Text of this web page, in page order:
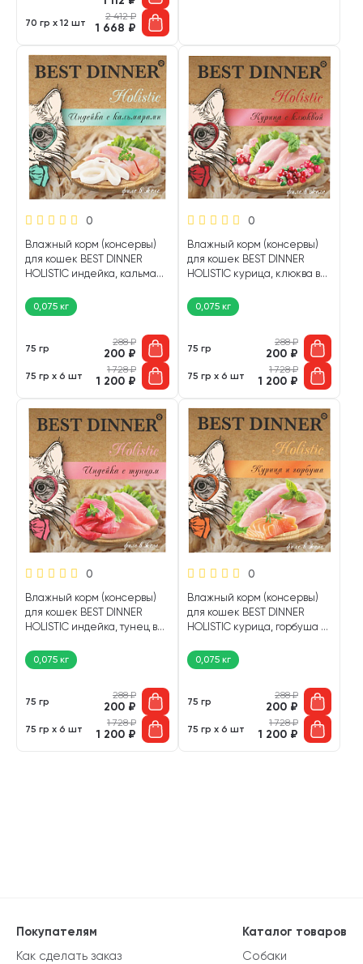
70 гр х 12 шт
2 412₽
1 668 ₽
0
Влажный корм (консервы)
для кошек BEST DINNER
HOLISTIC индейка, кальмар
0,075 кг
75 гр
288₽
200 ₽
75 гр х 6 шт
1 728₽
1 200 ₽
0
Влажный корм (консервы)
для кошек BEST DINNER
HOLISTIC курица, клюква в
0,075 кг
75 гр
288₽
200 ₽
75 гр х 6 шт
1 728₽
1 200 ₽
0
Влажный корм (консервы)
для кошек BEST DINNER
HOLISTIC индейка, тунец в
0,075 кг
75 гр
288₽
200 ₽
75 гр х 6 шт
1 728₽
1 200 ₽
0
Влажный корм (консервы)
для кошек BEST DINNER
HOLISTIC курица, горбуша в
0,075 кг
75 гр
288₽
200 ₽
75 гр х 6 шт
1 728₽
1 200 ₽
Каталог товаров
Собаки
Покупателям
Как сделать заказ